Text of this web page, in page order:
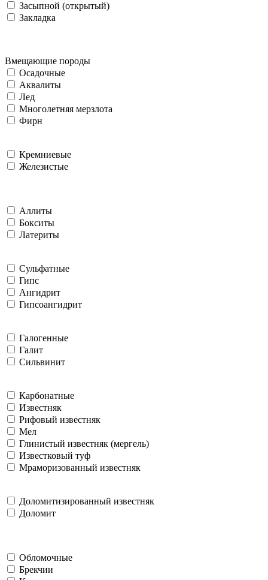
Засыпной (открытый)
Закладка
Вмещающие породы
Осадочные
Аквалиты
Лед
Многолетняя мерзлота
Фирн
Кремниевые
Железистые
Аллиты
Бокситы
Латериты
Сульфатные
Гипс
Ангидрит
Гипсоангидрит
Галогенные
Галит
Сильвинит
Карбонатные
Известняк
Рифовый известняк
Мел
Глинистый известняк (мергель)
Известковый туф
Мраморизованный известняк
Доломитизированный известняк
Доломит
Обломочные
Брекчии